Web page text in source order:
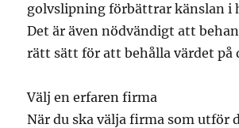
golvslipning förbättrar känslan i
Det är även nödvändigt att
rätt sätt för att behålla värdet på
Välj en erfaren firma
När du ska välja firma som utför